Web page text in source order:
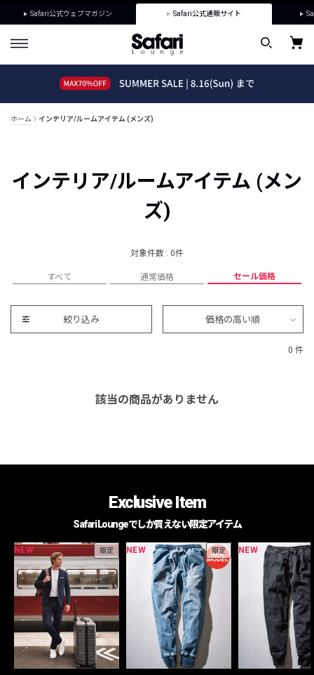
Safari公式ウェブマガジン Safari公式通販サイト
ホーム インテリア/ルームアイテム (メンズ)
インテリア/ルームアイテム (メン
ズ)
対象件数 : 0件
すべて 通常価格 セール価格
絞り込み 価格の高い順
0 件
該当の商品がありません
Exclusive Item
Safari Loungeでしか買えない限定アイテム
NEW 限定 NEW 限定 NEW